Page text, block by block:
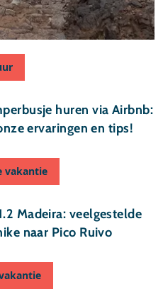
huren via Airbnb:
ervaringen en tips!
vakantie
Madeira: veelgestelde
naar Pico Ruivo